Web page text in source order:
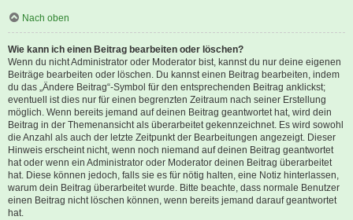
Nach oben
Wie kann ich einen Beitrag bearbeiten oder löschen?
Wenn du nicht Administrator oder Moderator bist, kannst du nur deine eigenen
Beiträge bearbeiten oder löschen. Du kannst einen Beitrag bearbeiten, indem
du das „Ändere Beitrag“-Symbol für den entsprechenden Beitrag anklickst;
eventuell ist dies nur für einen begrenzten Zeitraum nach seiner Erstellung
möglich. Wenn bereits jemand auf deinen Beitrag geantwortet hat, wird dein
Beitrag in der Themenansicht als überarbeitet gekennzeichnet. Es wird sowohl
die Anzahl als auch der letzte Zeitpunkt der Bearbeitungen angezeigt. Dieser
Hinweis erscheint nicht, wenn noch niemand auf deinen Beitrag geantwortet
hat oder wenn ein Administrator oder Moderator deinen Beitrag überarbeitet
hat. Diese können jedoch, falls sie es für nötig halten, eine Notiz hinterlassen,
warum dein Beitrag überarbeitet wurde. Bitte beachte, dass normale Benutzer
einen Beitrag nicht löschen können, wenn bereits jemand darauf geantwortet
hat.